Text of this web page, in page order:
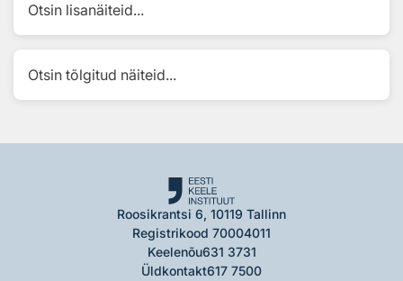
Otsin lisanäiteid...
Otsin tõlgitud näiteid...
Roosikrantsi 6, 10119 Tallinn
Registrikood 70004011
Keelenõu631 3731
Üldkontakt617 7500